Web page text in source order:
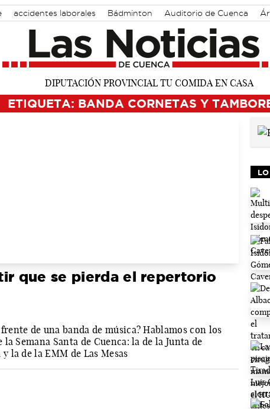
accidentes laborales Bádminton Auditorio de Cuenca
ETIQUETA: BANDA CORNETAS Y
que se pierda el repertorio
de una banda de música? Hablamos con los
Semana Santa de Cuenca: la de la Junta de
la de la EMM de Las Mesas